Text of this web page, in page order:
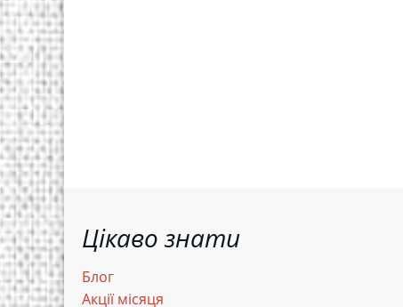
Цікаво знати
Блог
Акції місяця